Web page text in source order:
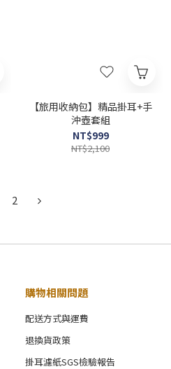
【旅用收納包】精品掛耳+手
沖壺套組
NT$999
NT$2,100
2
購物相關問題
配送方式與運費
退換貨政策
掛耳濾紙SGS檢驗報告